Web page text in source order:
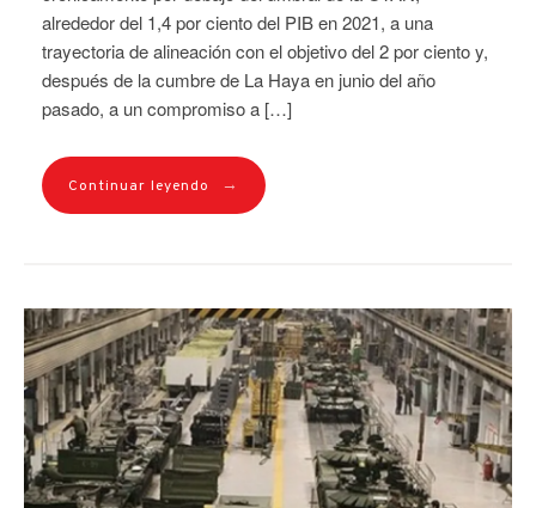
alrededor del 1,4 por ciento del PIB en 2021, a una
trayectoria de alineación con el objetivo del 2 por ciento y,
después de la cumbre de La Haya en junio del año
pasado, a un compromiso a […]
Continuar leyendo →